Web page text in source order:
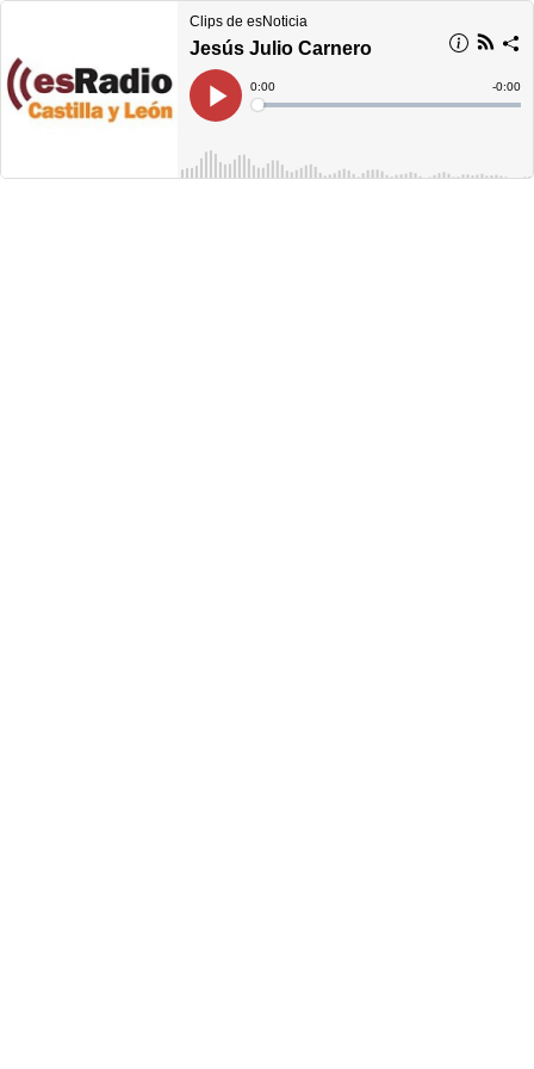
Clips de esNoticia
Jesús Julio Carnero
Play
Current
Time
0:00
Loaded:
Time
-0:00